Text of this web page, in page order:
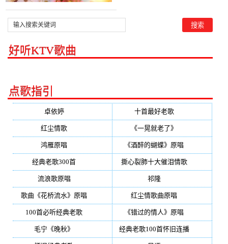
好听KTV歌曲
点歌指引
卓依婷(350) 十首最好老歌(300)
红尘情歌 《一晃就老了》
鸿雁原唱 《酒醉的蝴蝶》原唱
经典老歌300首 撕心裂肺十大催泪情歌(195)
流浪歌原唱 祁隆(188)
歌曲《花桥流水》原唱 红尘情歌曲原唱
100首必听经典老歌 《错过的情人》原唱
毛宁《晚秋》 经典老歌100首怀旧连播(134)